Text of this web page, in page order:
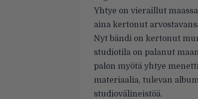
Yhtye on vieraillut
aina kertonut
Nyt bändi on kertonut
studiotila on palanut
palon myötä yhtye
materiaalia, tulevan
studiovälineistöä.